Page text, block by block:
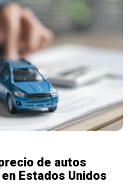
de autos
Estados Unidos